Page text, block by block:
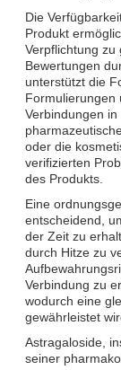
Die
Produkt
Verpflichtung zu
Bewertungen
unterstützt die
Formulierungen
Verbindungen
oder die
verifizierten
des Produkts.
Eine
entscheidend,
der Zeit zu
durch Hitze zu
Verbindung zu
wodurch eine
gewährleistet
Astragaloside,
seiner